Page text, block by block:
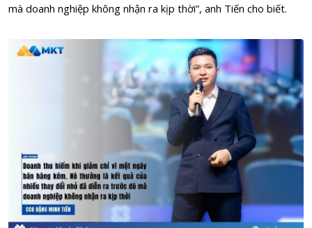
mà doanh nghiệp không nhận ra kịp thời”, anh Tiến cho biết.